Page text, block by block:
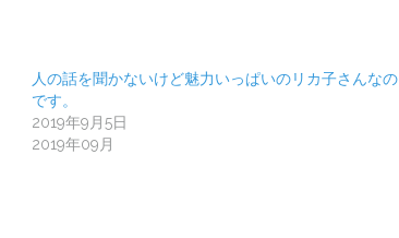
人の話を聞かないけど魅力いっぱいのリカ子さんなの
です。
2019年9月5日
2019年09月